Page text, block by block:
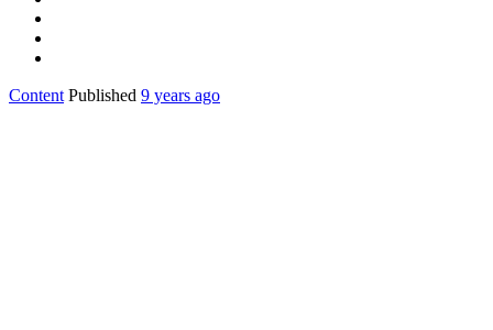
Content Published 9 years ago